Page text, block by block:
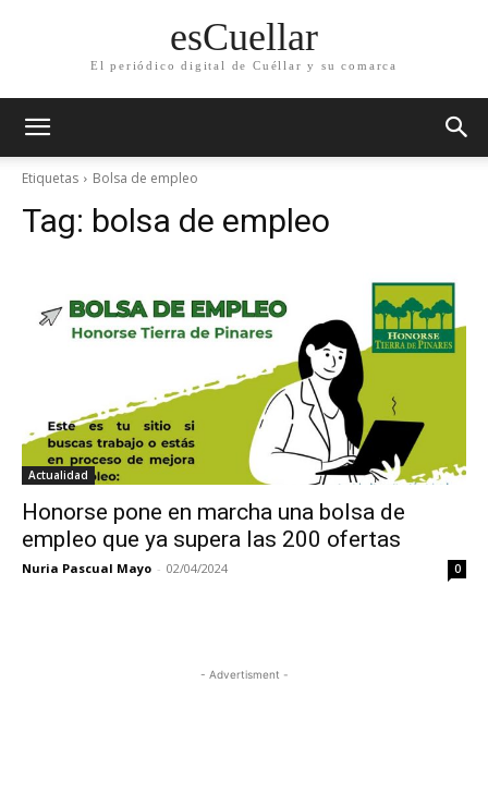
esCuellar
El periódico digital de Cuéllar y su comarca
Etiquetas Bolsa de empleo
Tag: bolsa de empleo
Actualidad
Honorse pone en marcha una bolsa de
empleo que ya supera las 200 ofertas
Nuria Pascual Mayo - 02/04/2024 0
- Advertisment -